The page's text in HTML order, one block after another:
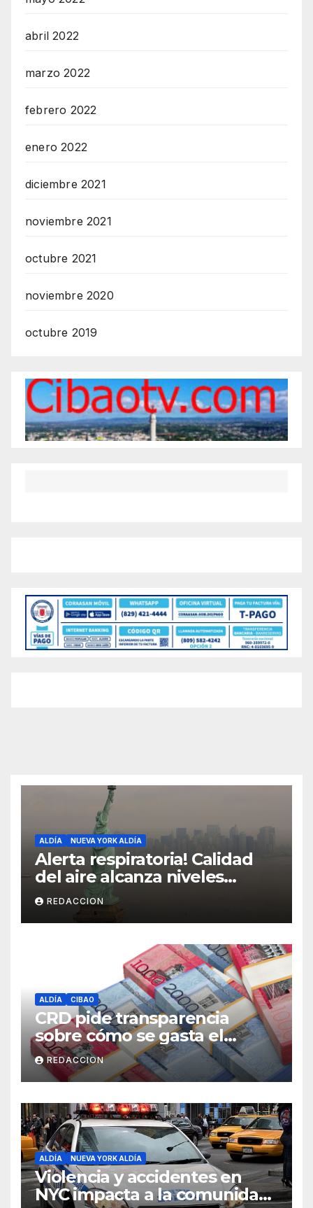
abril 2022
marzo 2022
febrero 2022
enero 2022
diciembre 2021
noviembre 2021
octubre 2021
noviembre 2020
octubre 2019
ALDÍA NUEVA YORK ALDÍA
Alerta respiratoria! Calidad
del aire alcanza niveles
peligrosos en NYC
REDACCION
ALDÍA CIBAO
CRD pide transparencia
sobre cómo se gasta el
dinero del Seguro Familiar de
Salud
REDACCION
ALDÍA NUEVA YORK ALDÍA
Violencia y accidentes en
NYC impacta a la comunidad